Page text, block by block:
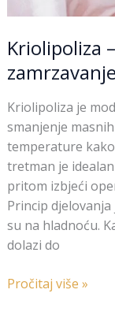
Kriolipoliza
Kriolipoliza je
smanjenje
temperature
tretman je
pritom izbjeći
Princip
su na hladnoću.
dolazi do
Pročitaj više »